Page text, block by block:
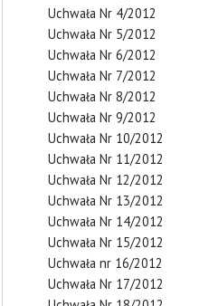
Uchwała Nr 4/2012
Uchwała Nr 5/2012
Uchwała Nr 6/2012
Uchwała Nr 7/2012
Uchwała Nr 8/2012
Uchwała Nr 9/2012
Uchwała Nr 10/2012
Uchwała Nr 11/2012
Uchwała Nr 12/2012
Uchwała Nr 13/2012
Uchwała Nr 14/2012
Uchwała Nr 15/2012
Uchwała nr 16/2012
Uchwała Nr 17/2012